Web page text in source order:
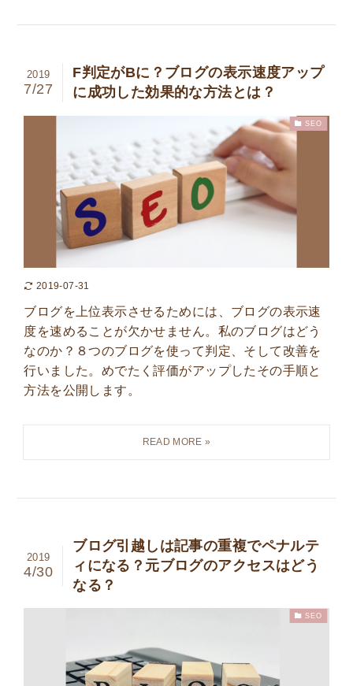
F判定がBに？ブログの表示速度アップ
に成功した効果的な方法とは？
2019
7/27
SEO
2019-07-31
ブログを上位表示させるためには、ブログの表示速
度を速めることが欠かせません。私のブログはどう
なのか？８つのブログを使って判定、そして改善を
行いました。めでたく評価がアップしたその手順と
方法を公開します。
ブログ引越しは記事の重複でペナルテ
ィになる？元ブログのアクセスはどう
なる？
2019
4/30
SEO